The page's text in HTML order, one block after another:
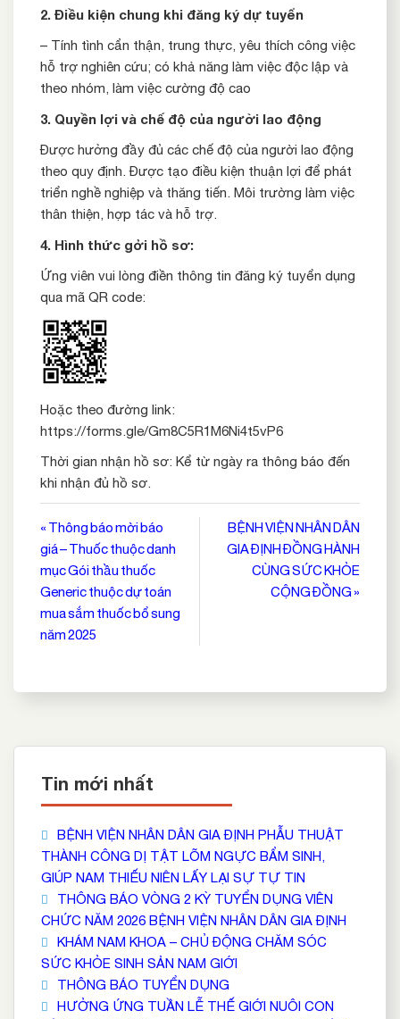
2. Điều kiện chung khi đăng ký dự tuyển
– Tính tình cẩn thận, trung thực, yêu thích công việc
hỗ trợ nghiên cứu; có khả năng làm việc độc lập và
theo nhóm, làm việc cường độ cao
3. Quyền lợi và chế độ của người lao động
Được hưởng đầy đủ các chế độ của người lao động
theo quy định. Được tạo điều kiện thuận lợi để phát
triển nghề nghiệp và thăng tiến. Môi trường làm việc
thân thiện, hợp tác và hỗ trợ.
4. Hình thức gởi hồ sơ:
Ứng viên vui lòng điền thông tin đăng ký tuyển dụng
qua mã QR code:
Hoặc theo đường link:
https://forms.gle/Gm8C5R1M6Ni4t5vP6
Thời gian nhận hồ sơ: Kể từ ngày ra thông báo đến
khi nhận đủ hồ sơ.
Điều
hướng
bài
viết
« Thông báo mời báo
giá – Thuốc thuộc danh
mục Gói thầu thuốc
Generic thuộc dự toán
mua sắm thuốc bổ sung
năm 2025
BỆNH VIỆN NHÂN DÂN
GIA ĐỊNH ĐỒNG HÀNH
CÙNG SỨC KHỎE
CỘNG ĐỒNG »
Tin mới nhất
BỆNH VIỆN NHÂN DÂN GIA ĐỊNH PHẪU THUẬT
THÀNH CÔNG DỊ TẬT LÕM NGỰC BẨM SINH,
GIÚP NAM THIẾU NIÊN LẤY LẠI SỰ TỰ TIN
THÔNG BÁO VÒNG 2 KỲ TUYỂN DỤNG VIÊN
CHỨC NĂM 2026 BỆNH VIỆN NHÂN DÂN GIA ĐỊNH
KHÁM NAM KHOA – CHỦ ĐỘNG CHĂM SÓC
SỨC KHỎE SINH SẢN NAM GIỚI
THÔNG BÁO TUYỂN DỤNG
HƯỞNG ỨNG TUẦN LỄ THẾ GIỚI NUÔI CON